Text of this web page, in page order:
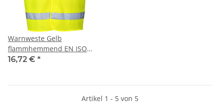
Warnweste Gelb
flammhemmend EN ISO
20471 Class 2 Norm EN
16,72 € *
Artikel 1 - 5 von 5